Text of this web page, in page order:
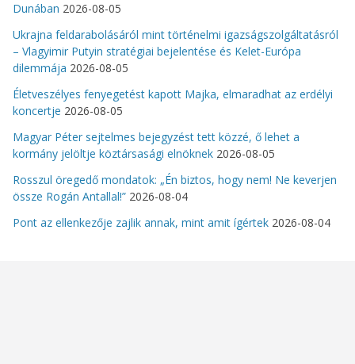
Dunában 2026-08-05
Ukrajna feldarabolásáról mint történelmi igazságszolgáltatásról
– Vlagyimir Putyin stratégiai bejelentése és Kelet-Európa
dilemmája 2026-08-05
Életveszélyes fenyegetést kapott Majka, elmaradhat az erdélyi
koncertje 2026-08-05
Magyar Péter sejtelmes bejegyzést tett közzé, ő lehet a
kormány jelöltje köztársasági elnöknek 2026-08-05
Rosszul öregedő mondatok: „Én biztos, hogy nem! Ne keverjen
össze Rogán Antallal!” 2026-08-04
Pont az ellenkezője zajlik annak, mint amit ígértek 2026-08-04